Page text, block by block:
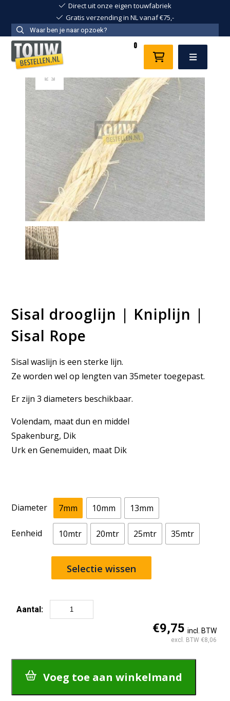
Direct uit onze eigen touwfabriek
Gratis verzending in NL vanaf €75,-
Menu
0
Sisal drooglijn | Kniplijn |
Sisal Rope
Sisal waslijn is een sterke lijn.
Ze worden wel op lengten van 35meter toegepast.
Er zijn 3 diameters beschikbaar.
Volendam, maat dun en middel
Spakenburg, Dik
Urk en Genemuiden, maat Dik
Diameter 7mm 10mm 13mm
Eenheid 10mtr 20mtr 25mtr 35mtr
Selectie wissen
Aantal:
|
Rope
€9,75 incl. BTW
excl. BTW €8,06
Voeg toe aan winkelmand